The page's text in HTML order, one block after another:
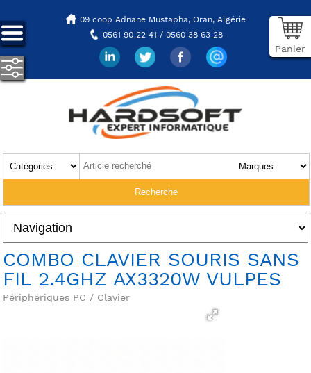
09 coop Adnane Mustapha, Oran, Algérie
0561 90 22 41 / 0560 38 63 28
Panier
COMBO CLAVIER SOURIS SANS
FIL 2.4GHZ AX3320W VULPES
Périphériques PC / Clavier